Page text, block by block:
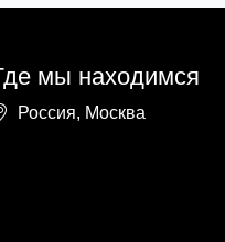
мы находимся
Россия, Москва